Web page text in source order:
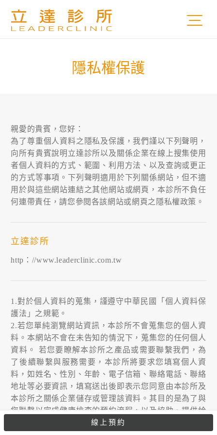
線上預約
隱私權保護
親愛的貴賓，您好：
為了尊重個人資料之隱私及保護，我們謹以下列聲明，
向所有貴賓說明立達診所以及關係企業在線上搜集使用
者個人資料的方式、範圍、利用方法、以及查詢或更正
的方式等事項。下列聲明適用於下列關係網站，但不適
用於與這些網站連結之其他網站或網頁，本診所不負任
何連帶責任，請您參閱各該網站或網頁之隱私權政策。
立達診所
http：//www.leaderclinic.com.tw
1.對於個人資料的蒐集，謹遵守中華民國「個人資料保
護法」之規範。
2.若您單純瀏覽網站資訊，本診所不會蒐集您的個人資
料。本網站不會在未告知的情況下，蒐集您的任何個人
資料。 若您要瞭解本診所之產品或需要聯繫我們，為
了後續聯繫與服務需要，本診所將要求您填寫個人資
料，如姓名、性別、年齡、電子信箱、聯絡電話、聯絡
地址等必要資訊，填寫送出後即表示您同意由本診所及
本診所之關係企業儲存或管理該資料。其目的是為了與
您聯繫以完成健康檢查的預約流程，以及協助、提供給
您更完整的個人健康管理服務；相關資料如為非必填項